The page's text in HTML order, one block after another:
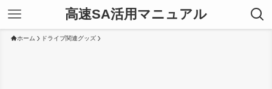
高速SA活用マニュアル
ホーム ドライブ関連グッズ